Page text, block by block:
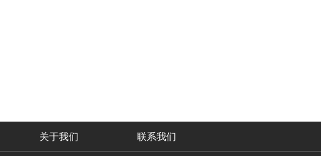
关于我们 联系我们